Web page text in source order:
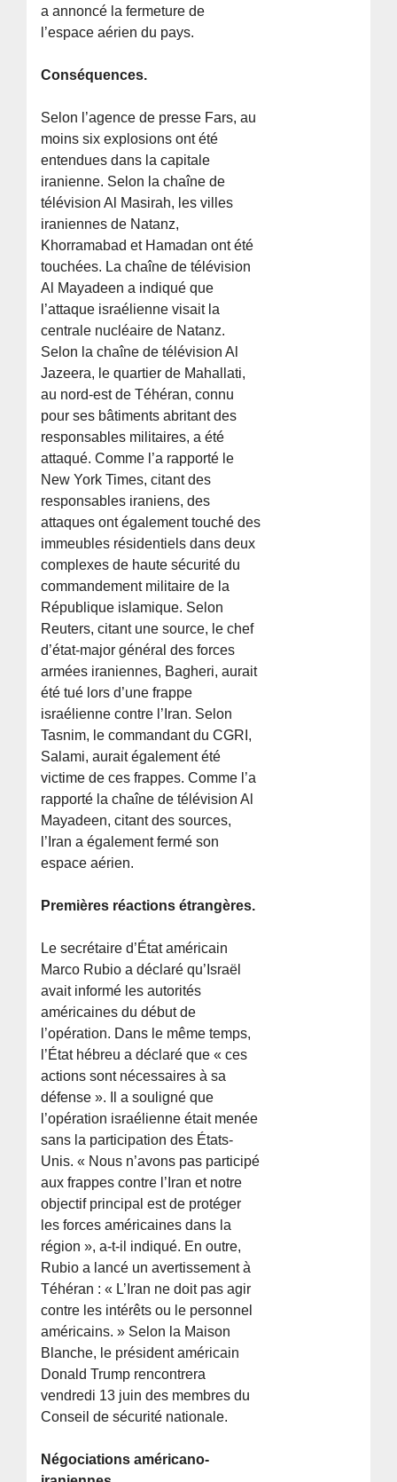
a annoncé la fermeture de
l’espace aérien du pays.
Conséquences.
Selon l’agence de presse Fars, au
moins six explosions ont été
entendues dans la capitale
iranienne. Selon la chaîne de
télévision Al Masirah, les villes
iraniennes de Natanz,
Khorramabad et Hamadan ont été
touchées. La chaîne de télévision
Al Mayadeen a indiqué que
l’attaque israélienne visait la
centrale nucléaire de Natanz.
Selon la chaîne de télévision Al
Jazeera, le quartier de Mahallati,
au nord-est de Téhéran, connu
pour ses bâtiments abritant des
responsables militaires, a été
attaqué. Comme l’a rapporté le
New York Times, citant des
responsables iraniens, des
attaques ont également touché des
immeubles résidentiels dans deux
complexes de haute sécurité du
commandement militaire de la
République islamique. Selon
Reuters, citant une source, le chef
d’état-major général des forces
armées iraniennes, Bagheri, aurait
été tué lors d’une frappe
israélienne contre l’Iran. Selon
Tasnim, le commandant du CGRI,
Salami, aurait également été
victime de ces frappes. Comme l’a
rapporté la chaîne de télévision Al
Mayadeen, citant des sources,
l’Iran a également fermé son
espace aérien.
Premières réactions étrangères.
Le secrétaire d’État américain
Marco Rubio a déclaré qu’Israël
avait informé les autorités
américaines du début de
l’opération. Dans le même temps,
l’État hébreu a déclaré que « ces
actions sont nécessaires à sa
défense ». Il a souligné que
l’opération israélienne était menée
sans la participation des États-
Unis. « Nous n’avons pas participé
aux frappes contre l’Iran et notre
objectif principal est de protéger
les forces américaines dans la
région », a-t-il indiqué. En outre,
Rubio a lancé un avertissement à
Téhéran : « L’Iran ne doit pas agir
contre les intérêts ou le personnel
américains. » Selon la Maison
Blanche, le président américain
Donald Trump rencontrera
vendredi 13 juin des membres du
Conseil de sécurité nationale.
Négociations américano-